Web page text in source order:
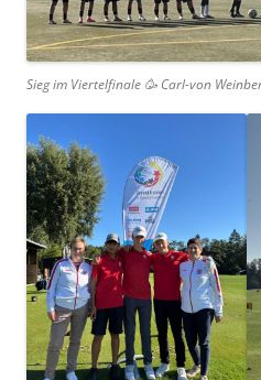
Sieg im Viertelfinale 🥳 Carl-von